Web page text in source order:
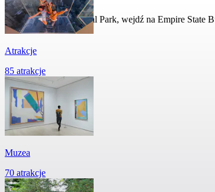
Przejdź się przez Central Park, wejdź na Empire State
Atrakcje
85 atrakcje
Muzea
70 atrakcje